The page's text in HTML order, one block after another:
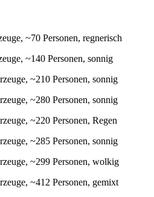
~70 Personen, regnerisch
~140 Personen, sonnig
~210 Personen, sonnig
~280 Personen, sonnig
~220 Personen, Regen
~285 Personen, sonnig
~299 Personen, wolkig
~412 Personen, gemixt